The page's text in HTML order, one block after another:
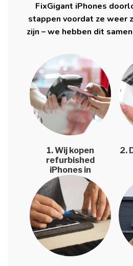
FixGigant iPhones
stappen voordat ze weer
zijn – we hebben dit
1. Wij kopen
refurbished
iPhones in
2.